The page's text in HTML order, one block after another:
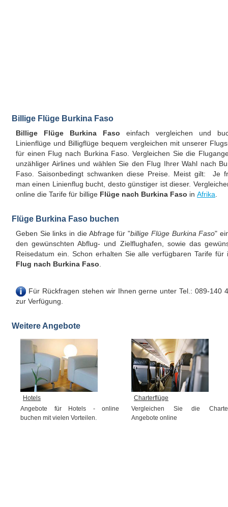
Billige Flüge Burkina Faso
Billige Flüge Burkina Faso einfach vergleichen und
Linienflüge und Billigflüge bequem vergleichen mit unserer
für einen Flug nach Burkina Faso. Vergleichen Sie die
unzähliger Airlines und wählen Sie den Flug Ihrer Wahl nach
Faso. Saisonbedingt schwanken diese Preise. Meist gilt: Je
man einen Linienflug bucht, desto günstiger ist dieser.
online die Tarife für billige Flüge nach Burkina Faso in Afrika.
Flüge Burkina Faso buchen
Geben Sie links in die Abfrage für "billige Flüge Burkina Faso"
den gewünschten Abflug- und Zielflughafen, sowie das
Reisedatum ein. Schon erhalten Sie alle verfügbaren Tarife für
Flug nach Burkina Faso.
Für Rückfragen stehen wir Ihnen gerne unter Tel.: 089-140
zur Verfügung.
Weitere Angebote
Hotels
Angebote für Hotels - online
buchen mit vielen Vorteilen.
Charterflüge
Vergleichen Sie die
Angebote online